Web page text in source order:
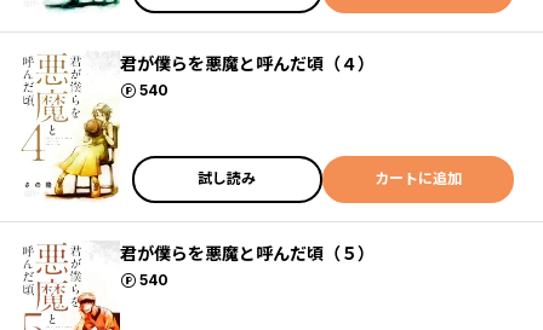
君が僕らを悪魔と呼んだ頃（４）
540
ポイント
試し読み カートに追加
君が僕らを悪魔と呼んだ頃（５）
540
ポイント